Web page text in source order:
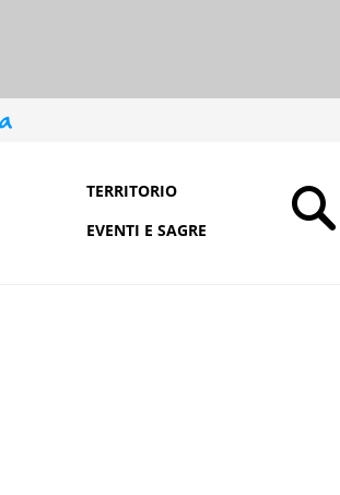
TERRITORIO
EVENTI E SAGRE